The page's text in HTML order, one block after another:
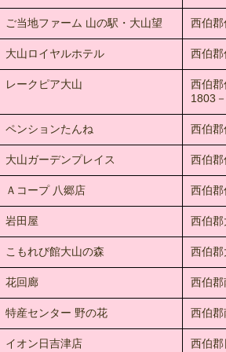
ご当地ファーム 山の駅・大山望 西伯
大山ロイヤルホテル 西伯
レークピア大山
西伯
1803
ペンションたんね 西伯
大山ガーデンプレイス 西伯
Ａコープ 八郷店 西伯
岩田屋 西伯
こもれび館大山の森 西伯
花回廊 西伯
特産センター 野の花 西伯
イオン日吉津店 西伯